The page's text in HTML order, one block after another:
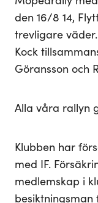
den 16/8 14,
trevligare
Kock
Göransson och
Alla våra rallyn
Klubben har
med IF.
medlemskap i